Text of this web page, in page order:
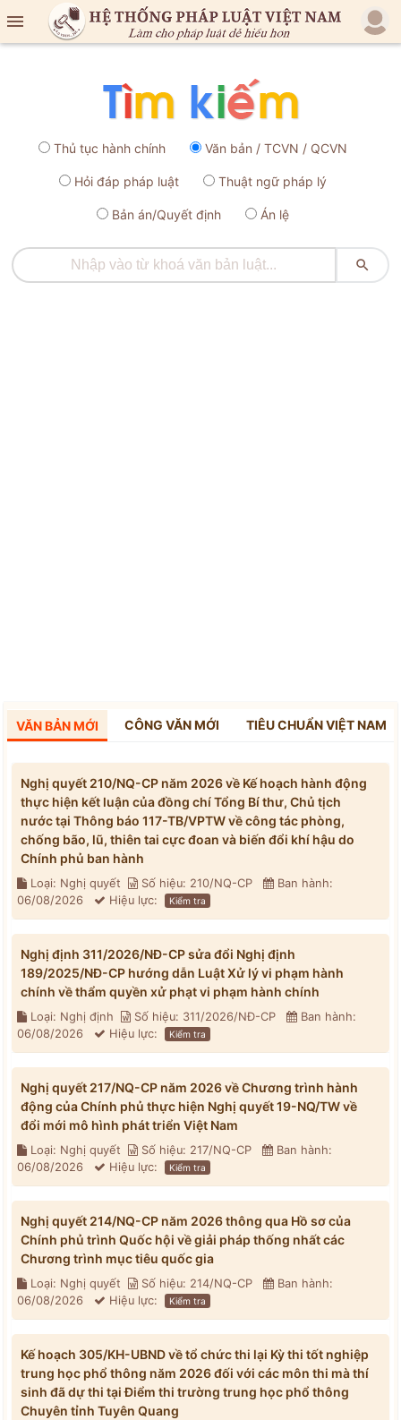

Thủ tục hành chính Văn bản / TCVN / QCVN
Hỏi đáp pháp luật Thuật ngữ pháp lý
Bản án/Quyết định Án lệ

VĂN BẢN MỚI CÔNG VĂN MỚI TIÊU CHUẨN VIỆT NAM
Nghị quyết 210/NQ-CP năm 2026 về Kế hoạch hành động
thực hiện kết luận của đồng chí Tổng Bí thư, Chủ tịch
nước tại Thông báo 117-TB/VPTW về công tác phòng,
chống bão, lũ, thiên tai cực đoan và biến đổi khí hậu do
Chính phủ ban hành
Loại: Nghị quyết Số hiệu: 210/NQ-CP
Ban hành:
06/08/2026
Hiệu lực: Kiểm tra
Nghị định 311/2026/NĐ-CP sửa đổi Nghị định
189/2025/NĐ-CP hướng dẫn Luật Xử lý vi phạm hành
chính về thẩm quyền xử phạt vi phạm hành chính
Loại: Nghị định Số hiệu: 311/2026/NĐ-CP
Ban hành:
06/08/2026
Hiệu lực: Kiểm tra
Nghị quyết 217/NQ-CP năm 2026 về Chương trình hành
động của Chính phủ thực hiện Nghị quyết 19-NQ/TW về
đổi mới mô hình phát triển Việt Nam
Loại: Nghị quyết Số hiệu: 217/NQ-CP
Ban hành:
06/08/2026
Hiệu lực: Kiểm tra
Nghị quyết 214/NQ-CP năm 2026 thông qua Hồ sơ của
Chính phủ trình Quốc hội về giải pháp thống nhất các
Chương trình mục tiêu quốc gia
Loại: Nghị quyết Số hiệu: 214/NQ-CP
Ban hành:
06/08/2026
Hiệu lực: Kiểm tra
Kế hoạch 305/KH-UBND về tổ chức thi lại Kỳ thi tốt nghiệp
trung học phổ thông năm 2026 đối với các môn thi mà thí
sinh đã dự thi tại Điểm thi trường trung học phổ thông
Chuyên tỉnh Tuyên Quang